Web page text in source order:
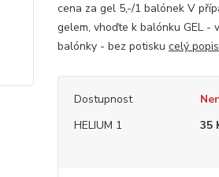
cena za gel 5,-/1 balónek V
gelem, vhoďte k balónku GEL -
balónky - bez potisku celý popis
Dostupnost
HELIUM 1
35